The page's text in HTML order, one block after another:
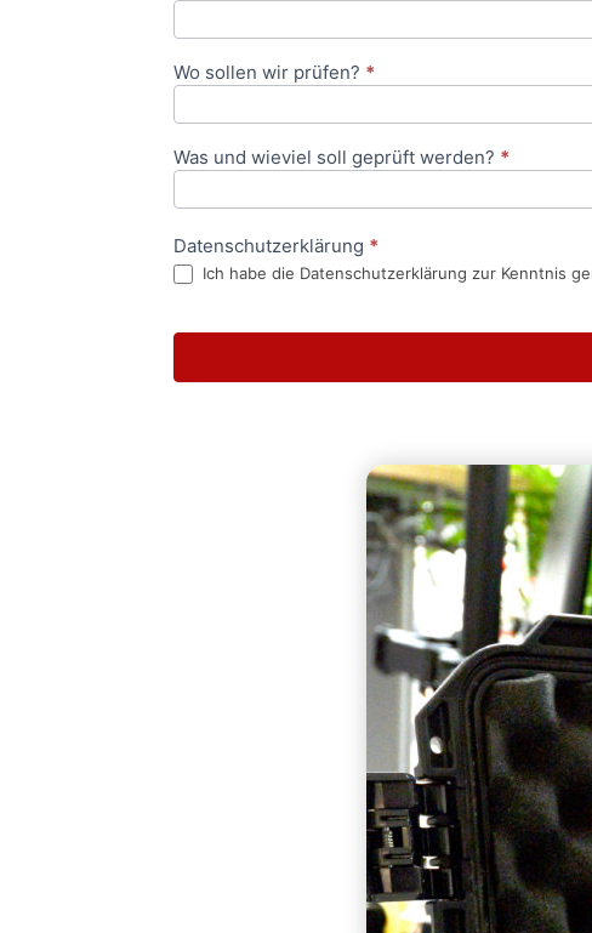
Wo sollen wir prüfen? *
Was und wieviel soll geprüft werden? *
Datenschutzerklärung *
Ich habe die Datenschutzerklärung zur Kenntnis